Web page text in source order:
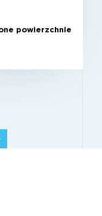
powierzchnie